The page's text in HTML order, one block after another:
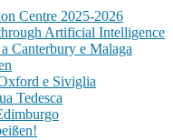
Centre 2025-2026
Artificial Intelligence
Canterbury e Malaga
e Siviglia
Tedesca